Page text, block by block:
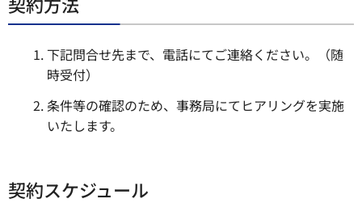
下記問合せ先まで、電話にてご連絡ください。（随
時受付）
条件等の確認のため、事務局にてヒアリングを実施
いたします。
契約スケジュール